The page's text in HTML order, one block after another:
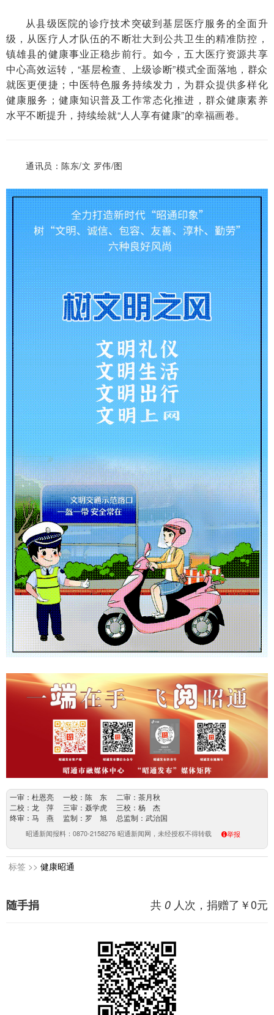
从县级医院的诊疗技术突破到基层医疗服务的全面升
级，从医疗人才队伍的不断壮大到公共卫生的精准防控，
镇雄县的健康事业正稳步前行。如今，五大医疗资源共享
中心高效运转，“基层检查、上级诊断”模式全面落地，群众
就医更便捷；中医特色服务持续发力，为群众提供多样化
健康服务；健康知识普及工作常态化推进，群众健康素养
水平不断提升，持续绘就“人人享有健康”的幸福画卷。
通讯员：陈东/文 罗伟/图
一审：杜恩亮 一校：陈 东 二审：茶月秋
二校：龙 萍 三审：聂学虎 三校：杨 杰
终审：马 燕 监制：罗 旭 总监制：武治国
昭通新闻报料：0870-2158276 昭通新闻网，未经授权不得转载 举报
标签 >> 健康昭通
共 0 人次，捐赠了￥0元
随手捐